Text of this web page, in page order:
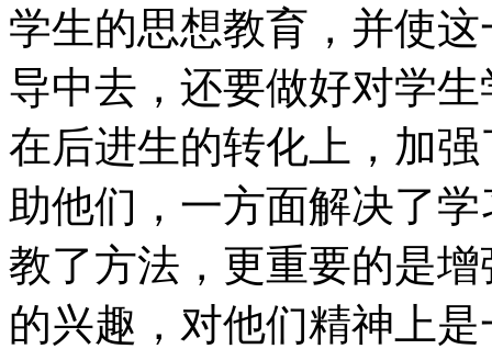
学生的思想教育，并使
导中去，还要做好对学
在后进生的转化上，加
助他们，一方面解决了
教了方法，更重要的是
的兴趣，对他们精神上